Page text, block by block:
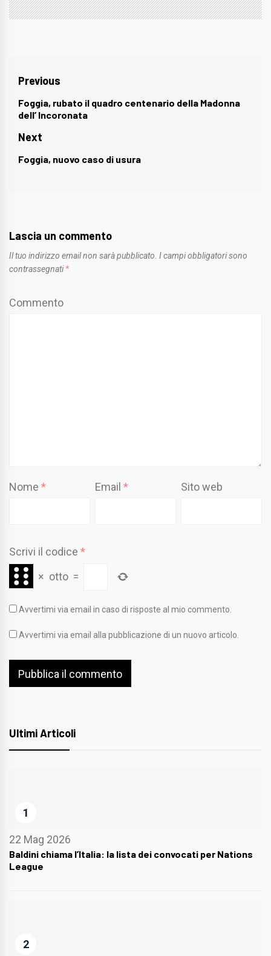
Navigazione
articoli
Previous
Previous
post:
Foggia, rubato il quadro centenario della Madonna
dell’ Incoronata
Next
Next
Foggia, nuovo caso di usura
Lascia un commento
Il tuo indirizzo email non sarà pubblicato. I campi obbligatori sono
contrassegnati *
Commento
Nome * Email* Sito web
Scrivi il codice *
× otto =
Avvertimi via email in caso di risposte al mio commento.
Avvertimi via email alla pubblicazione di un nuovo articolo.
Ultimi Articoli
1
22 Mag 2026
Baldini chiama l’Italia: la lista dei convocati per Nations
League
2